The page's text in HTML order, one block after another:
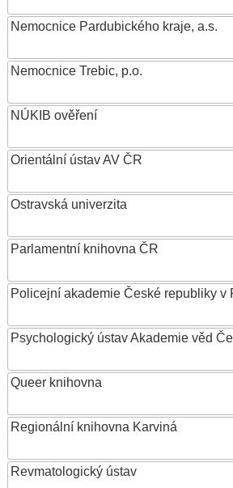
Nemocnice Pardubického kraje, a.s.
Nemocnice Trebic, p.o.
NÚKIB ověření
Orientální ústav AV ČR
Ostravská univerzita
Parlamentní knihovna ČR
Policejní akademie České republiky v
Psychologický ústav Akademie věd
Queer knihovna
Regionální knihovna Karviná
Revmatologický ústav